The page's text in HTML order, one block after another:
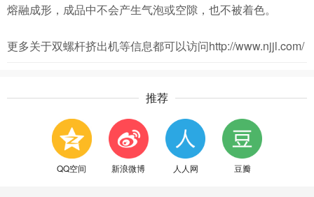
熔融成形，成品中不会产生气泡或空隙，也不被着色。
更多关于双螺杆挤出机等信息都可以访问http://www.njjl.com/
推荐
QQ空间 新浪微博 人人网 豆瓣